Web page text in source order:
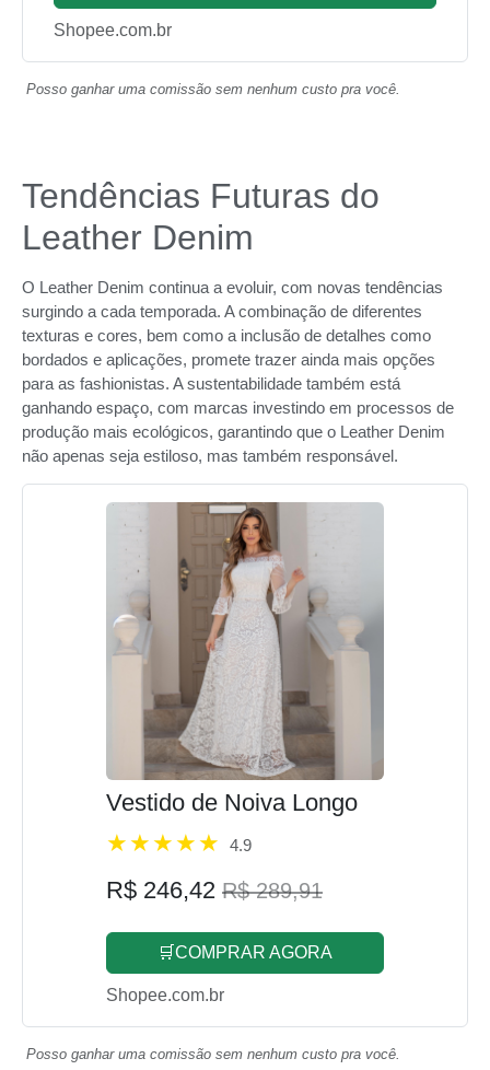
Shopee.com.br
Posso ganhar uma comissão sem nenhum custo pra você.
Tendências Futuras do
Leather Denim
O Leather Denim continua a evoluir, com novas tendências
surgindo a cada temporada. A combinação de diferentes
texturas e cores, bem como a inclusão de detalhes como
bordados e aplicações, promete trazer ainda mais opções
para as fashionistas. A sustentabilidade também está
ganhando espaço, com marcas investindo em processos de
produção mais ecológicos, garantindo que o Leather Denim
não apenas seja estiloso, mas também responsável.
Vestido de Noiva Longo
4.9
R$ 246,42 R$ 289,91
🛒COMPRAR AGORA
Shopee.com.br
Posso ganhar uma comissão sem nenhum custo pra você.